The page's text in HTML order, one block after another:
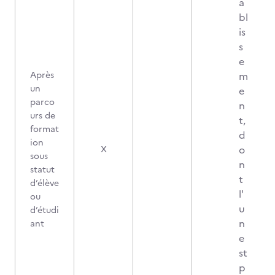
Après
un
parco
urs de
format
ion
sous
statut
d’élève
ou
d’étudi
ant
X
bl
is
s
e
m
e
n
t,
d
o
n
t
l'
u
n
e
st
p